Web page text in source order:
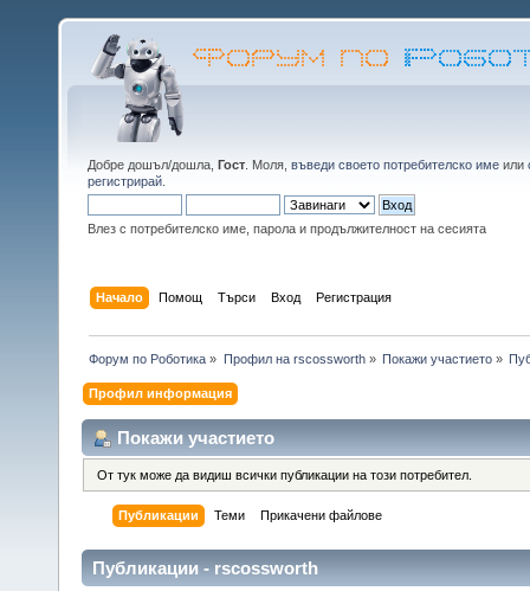
Добре дошъл/дошла, Гост . Моля, въведи своето потребителско име или
регистрирай
Влез с потребителско име, парола и продължителност на сесията
Начало Помощ Търси Вход Регистрация
Форум по Роботика » Профил на rscossworth» Покажи участието»
Профил информация
Покажи участието
От тук може да видиш всички публикации на този потребител.
Публикации Теми Прикачени файлове
Публикации - rscossworth